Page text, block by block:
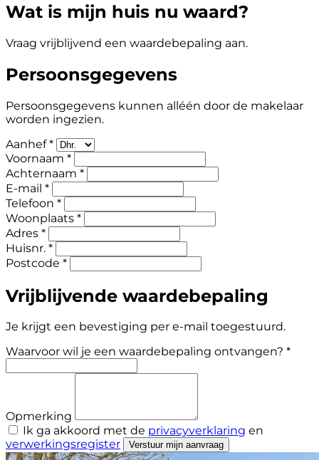
Wat is mijn huis nu waard?
Vraag vrijblijvend een waardebepaling aan.
Persoonsgegevens
Persoonsgegevens kunnen alléén door de makelaar
worden ingezien.
Aanhef *
Voornaam *
Achternaam *
E-mail *
Telefoon *
Woonplaats *
Adres *
Huisnr. *
Postcode *
Vrijblijvende waardebepaling
Je krijgt een bevestiging per e-mail toegestuurd.
Waarvoor wil je een waardebepaling ontvangen? *
Opmerking
Ik ga akkoord met de privacyverklaring en
verwerkingsregister
Verstuur mijn aanvraag